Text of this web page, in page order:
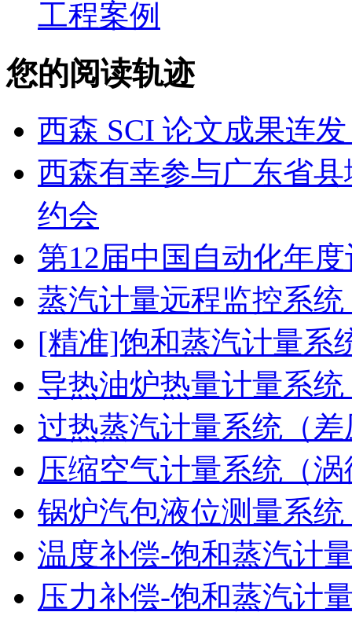
工程案例
您的阅读轨迹
西森 SCI 论文成果连
西森有幸参与广东省
约会
第12届中国自动化年
蒸汽计量远程监控系
[精准]饱和蒸汽计量系
导热油炉热量计量系
过热蒸汽计量系统（
压缩空气计量系统（
锅炉汽包液位测量系
温度补偿-饱和蒸汽计
压力补偿-饱和蒸汽计